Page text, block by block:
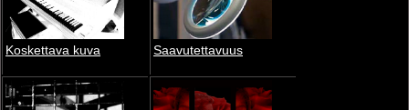
Koskettava kuva Saavutettavuus